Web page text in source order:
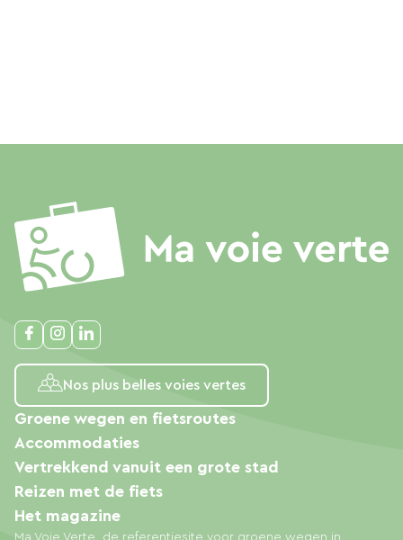
Nos plus belles voies vertes
Ma Voie Verte, de referentiesite voor groene wegen in
Groene wegen en fietsroutes
Accommodaties
Vertrekkend vanuit een grote stad
Reizen met de fiets
Het magazine